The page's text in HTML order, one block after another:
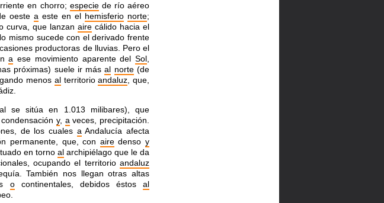
en chorro; especiede río aéreo
oeste a este en el hemisferio norte;
curva, que lanzan aire cálido hacia el
mismo sucede con el derivado frente
productoras de lluvias. Pero el
a ese movimiento aparente del Sol
próximas) suele ir másal norte(de
menos alterritorioandaluz , que,
se sitúa en 1.013 milibares), que
, condensación y, a veces, precipitación.
de los cuales a Andalucía afecta
permanente, que, con airedensoy
en torno al archipiélago que le da
ocupando el territorio andaluz
También nos llegan otras altas
ocontinentales, debidos éstos al